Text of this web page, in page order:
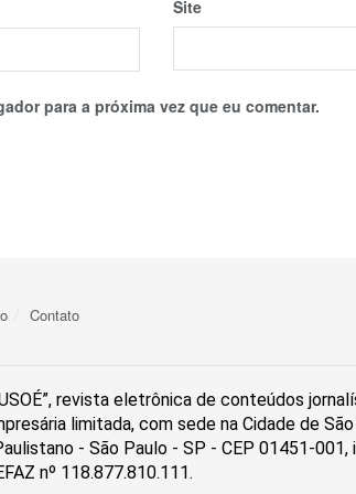
Site
para a próxima vez que eu comentar.
Contato
revista eletrônica de conteúdos
limitada, com sede na Cidade de
- São Paulo - SP - CEP 01451-
nº 118.877.810.111.